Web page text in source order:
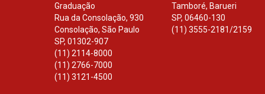
Graduação
Rua da Consolação, 930
Consolação, São Paulo
SP, 01302-907
(11) 2114-8000
(11) 2766-7000
(11) 3121-4500
Tamboré, Barueri
SP,06460-130
(11) 3555-2181/2159